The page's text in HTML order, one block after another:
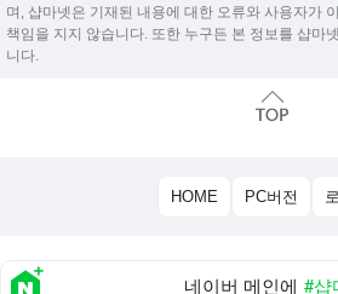
며, 샵마넷은 기재된 내용에 대한 오류와 사용자가
책임을 지지 않습니다. 또한 누구든 본 정보를 샵마
니다.
HOME PC버전
네이버 메인에 #샵